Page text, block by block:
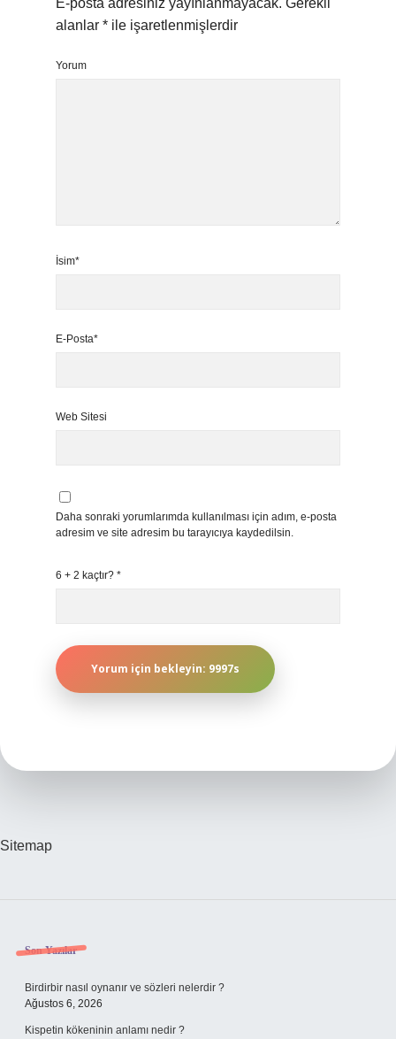
E-posta adresiniz yayınlanmayacak. Gerekli
alanlar * ile işaretlenmişlerdir
Yorum
İsim*
E-Posta*
Web Sitesi
Daha sonraki yorumlarımda kullanılması için adım, e-posta
adresim ve site adresim bu tarayıcıya kaydedilsin.
6 + 2 kaçtır? *
Sitemap
Sidebar
Son Yazılar
Birdirbir nasıl oynanır ve sözleri nelerdir ?
Ağustos 6, 2026
Kispetin kökeninin anlamı nedir ?